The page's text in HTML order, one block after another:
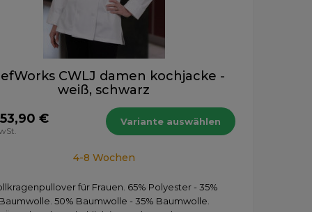
CWLJ damen kochjacke -
weiß, schwarz
€
Variante auswählen
4-8 Wochen
für Frauen. 65% Polyester - 35%
Baumwolle. 50% Baumwolle - 35% Baumwolle.